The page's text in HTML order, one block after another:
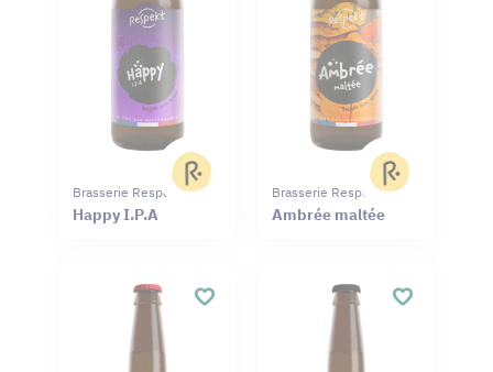
Brasserie Respekt
Happy I.P.A
Brasserie Respekt
Ambrée maltée